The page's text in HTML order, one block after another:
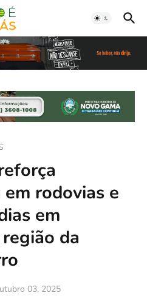
rodovias e
em
da
03, 2025